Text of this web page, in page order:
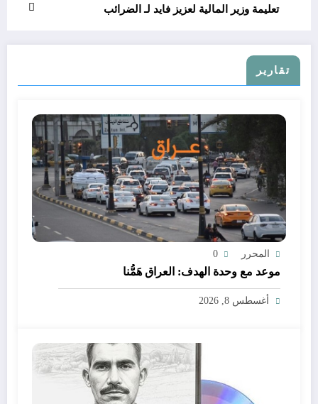
تعليمة وزير المالية لعزيز فايد لـ الضرائب
تقارير
المحرر 0
موعد مع وحدة الهدف: العراق هَمُّنا
أغسطس 8, 2026